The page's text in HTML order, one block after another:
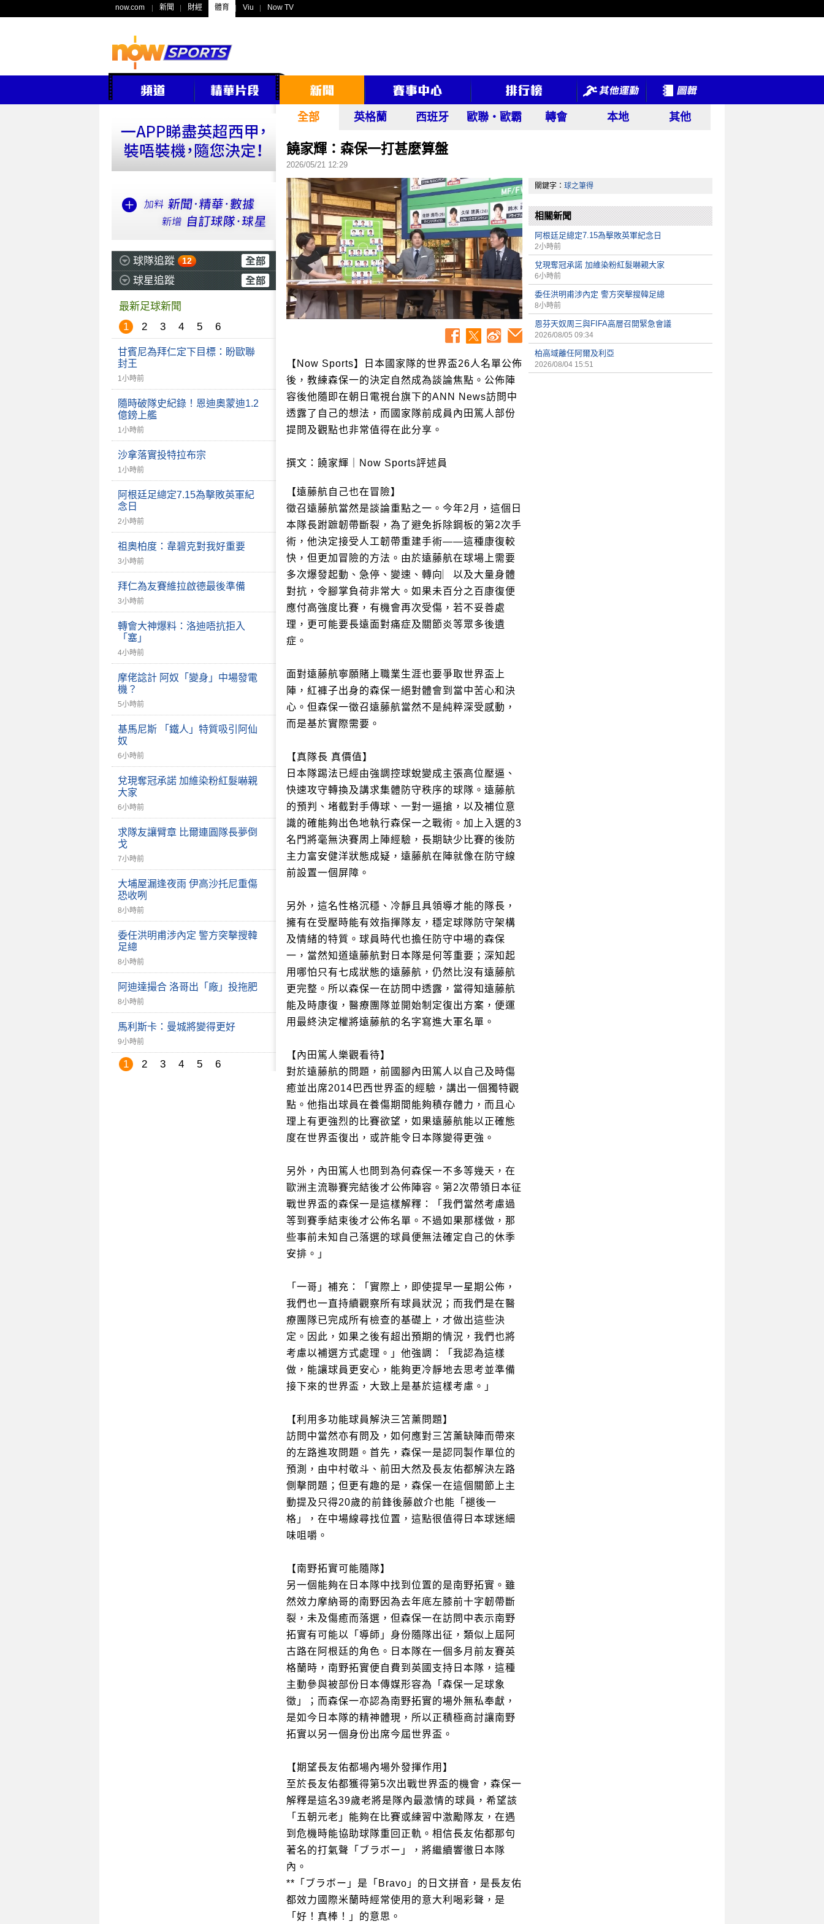
now.com 新聞 財經 體育 Viu Now TV
球隊追蹤 12
球星追蹤
最新足球新聞
1
2 3 4 5 6
甘賓尼為拜仁定下目標：盼歐聯
封王
1小時前
隨時破隊史紀錄！恩迪奧蒙迪1.2
億鎊上艦
1小時前
沙拿落實投特拉布宗
1小時前
阿根廷足總定7.15為擊敗英軍紀
念日
2小時前
祖奧柏度：韋碧克對我好重要
3小時前
拜仁為友賽維拉啟德最後準備
3小時前
轉會大神爆料：洛迪唔抗拒入
「塞」
4小時前
摩佬諗計 阿奴「變身」中場發電
機？
5小時前
基馬尼斯 「鐵人」特質吸引阿仙
奴
6小時前
兌現奪冠承諾 加維染粉紅髮嚇親
大家
6小時前
求隊友讓臂章 比爾連圓隊長夢倒
戈
7小時前
大埔屋漏逢夜雨 伊高沙托尼重傷
恐收咧
8小時前
委任洪明甫涉內定 警方突擊搜韓
足總
8小時前
阿迪達撮合 洛哥出「廠」投拖肥
8小時前
馬利斯卡：曼城將變得更好
9小時前
1 2 3 4 5 6
全部 英格蘭 西班牙 歐聯‧歐霸 轉會 本地 其他
饒家輝：森保一打甚麼算盤
2026/05/21 12:29
【Now Sports】日本國家隊的世界盃26人名單公佈
後，教練森保一的決定自然成為談論焦點。公佈陣
容後他隨即在朝日電視台旗下的ANN News訪問中
透露了自己的想法，而國家隊前成員內田篤人部份
提問及觀點也非常值得在此分享。
撰文：饒家輝｜Now Sports評述員
【遠藤航自己也在冒險】
徵召遠藤航當然是談論重點之一。今年2月，這個日
本隊長跗蹠韌帶斷裂，為了避免拆除鋼板的第2次手
術，他決定接受人工韌帶重建手術——這種康復較
快，但更加冒險的方法。由於遠藤航在球場上需要
多次爆發起動、急停、變速、轉向︳以及大量身體
對抗，令腳掌負荷非常大。如果未百分之百康復便
應付高強度比賽，有機會再次受傷，若不妥善處
理，更可能要長遠面對痛症及關節炎等眾多後遺
症。
面對遠藤航寧願賭上職業生涯也要爭取世界盃上
陣，紅褲子出身的森保一絕對體會到當中苦心和決
心。但森保一徵召遠藤航當然不是純粹深受感動，
而是基於實際需要。
【真隊長 真價值】
日本隊踢法已經由強調控球蛻變成主張高位壓逼、
快速攻守轉換及講求集體防守秩序的球隊。遠藤航
的預判、堵截對手傳球、一對一逼搶，以及補位意
識的確能夠出色地執行森保一之戰術。加上入選的3
名門將毫無決賽周上陣經驗，長期缺少比賽的後防
主力富安健洋狀態成疑，遠藤航在陣就像在防守線
前設置一個屏障。
另外，這名性格沉穩、冷靜且具領導才能的隊長，
擁有在受壓時能有效指揮隊友，穩定球隊防守架構
及情緒的特質。球員時代也擔任防守中場的森保
一，當然知道遠藤航對日本隊是何等重要；深知起
用哪怕只有七成狀態的遠藤航，仍然比沒有遠藤航
更完整。所以森保一在訪問中透露，當得知遠藤航
能及時康復，醫療團隊並開始制定復出方案，便運
用最終決定權將遠藤航的名字寫進大軍名單。
【內田篤人樂觀看待】
對於遠藤航的問題，前國腳內田篤人以自己及時傷
癒並出席2014巴西世界盃的經驗，講出一個獨特觀
點。他指出球員在養傷期間能夠積存體力，而且心
理上有更強烈的比賽欲望，如果遠藤航能以正確態
度在世界盃復出，或許能令日本隊變得更強。
另外，內田篤人也問到為何森保一不多等幾天，在
歐洲主流聯賽完結後才公佈陣容。第2次帶領日本征
戰世界盃的森保一是這樣解釋：「我們當然考慮過
等到賽季結束後才公佈名單。不過如果那樣做，那
些事前未知自己落選的球員便無法確定自己的休季
安排。」
「一哥」補充：「實際上，即使提早一星期公佈，
我們也一直持續觀察所有球員狀況；而我們是在醫
療團隊已完成所有檢查的基礎上，才做出這些決
定。因此，如果之後有超出預期的情況，我們也將
考慮以補選方式處理。」他強調：「我認為這樣
做，能讓球員更安心，能夠更冷靜地去思考並準備
接下來的世界盃，大致上是基於這樣考慮。」
【利用多功能球員解決三笘薰問題】
訪問中當然亦有問及，如何應對三笘薰缺陣而帶來
的左路進攻問題。首先，森保一是認同製作單位的
預測，由中村敬斗、前田大然及長友佑都解決左路
側擊問題；但更有趣的是，森保一在這個關節上主
動提及只得20歲的前鋒後藤啟介也能「褪後一
格」，在中場線尋找位置，這點很值得日本球迷細
味咀嚼。
【南野拓實可能隨隊】
另一個能夠在日本隊中找到位置的是南野拓實。雖
然效力摩納哥的南野因為去年底左膝前十字韌帶斷
裂，未及傷癒而落選，但森保一在訪問中表示南野
拓實有可能以「導師」身份隨隊出征，類似上屆阿
古路在阿根廷的角色。日本隊在一個多月前友賽英
格蘭時，南野拓實便自費到英國支持日本隊，這種
主動參與被部份日本傳媒形容為「森保一足球象
徵」；而森保一亦認為南野拓實的場外無私奉獻，
是如今日本隊的精神體現，所以正積極商討讓南野
拓實以另一個身份出席今屆世界盃。
【期望長友佑都場內場外發揮作用】
至於長友佑都獲得第5次出戰世界盃的機會，森保一
解釋是這名39歲老將是隊內最激情的球員，希望該
「五朝元老」能夠在比賽或練習中激勵隊友，在遇
到危機時能協助球隊重回正軌。相信長友佑都那句
著名的打氣聲「ブラボー」，將繼續響徹日本隊
內。
**「ブラボー」是「Bravo」的日文拼音，是長友佑
都效力國際米蘭時經常使用的意大利喝彩聲，是
「好！真棒！」的意思。
關鍵字： 球之筆得
相關新聞
阿根廷足總定7.15為擊敗英軍紀念日
2小時前
兌現奪冠承諾 加維染粉紅髮嚇親大家
6小時前
委任洪明甫涉內定 警方突擊搜韓足總
8小時前
恩芬天奴周三與FIFA高層召開緊急會議
2026/08/05 09:34
柏高域離任阿爾及利亞
2026/08/04 15:51